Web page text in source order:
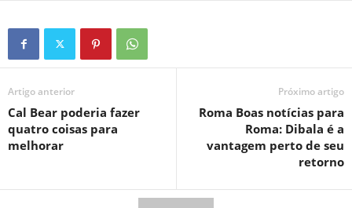
Artigo anterior
Cal Bear poderia fazer
quatro coisas para
melhorar
Próximo artigo
Roma Boas notícias para
Roma: Dibala é a
vantagem perto de seu
retorno